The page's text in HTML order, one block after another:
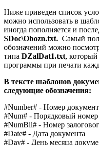
Ниже приведен список
можно использовать в
иногда пополняется и
SDoc\Obozn.txt. Самый
обозначений можно
типа DZalDat1.txt,
программы при печати
В тексте шаблонов
следующие обозначения:
#Number# - Номер
#Num# - Порядковый
#NumBil# - Номер
#Date# - Дата документа
#Day# - День месяца